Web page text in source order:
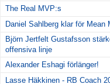
The Real MVP:s
Daniel Sahlberg klar för Mean
Björn Jertfelt Gustafsson
offensiva linje
Alexander Eshagi förlänger!
Lasse Häkkinen - RB Coach